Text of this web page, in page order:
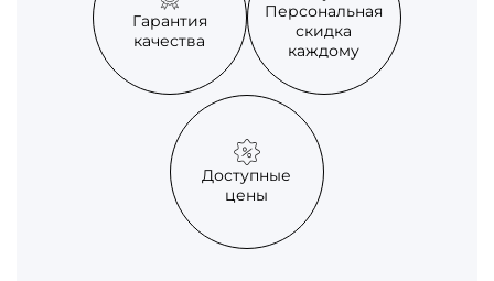
Гарантия
качества
Персональная
скидка
каждому
Доступные
цены